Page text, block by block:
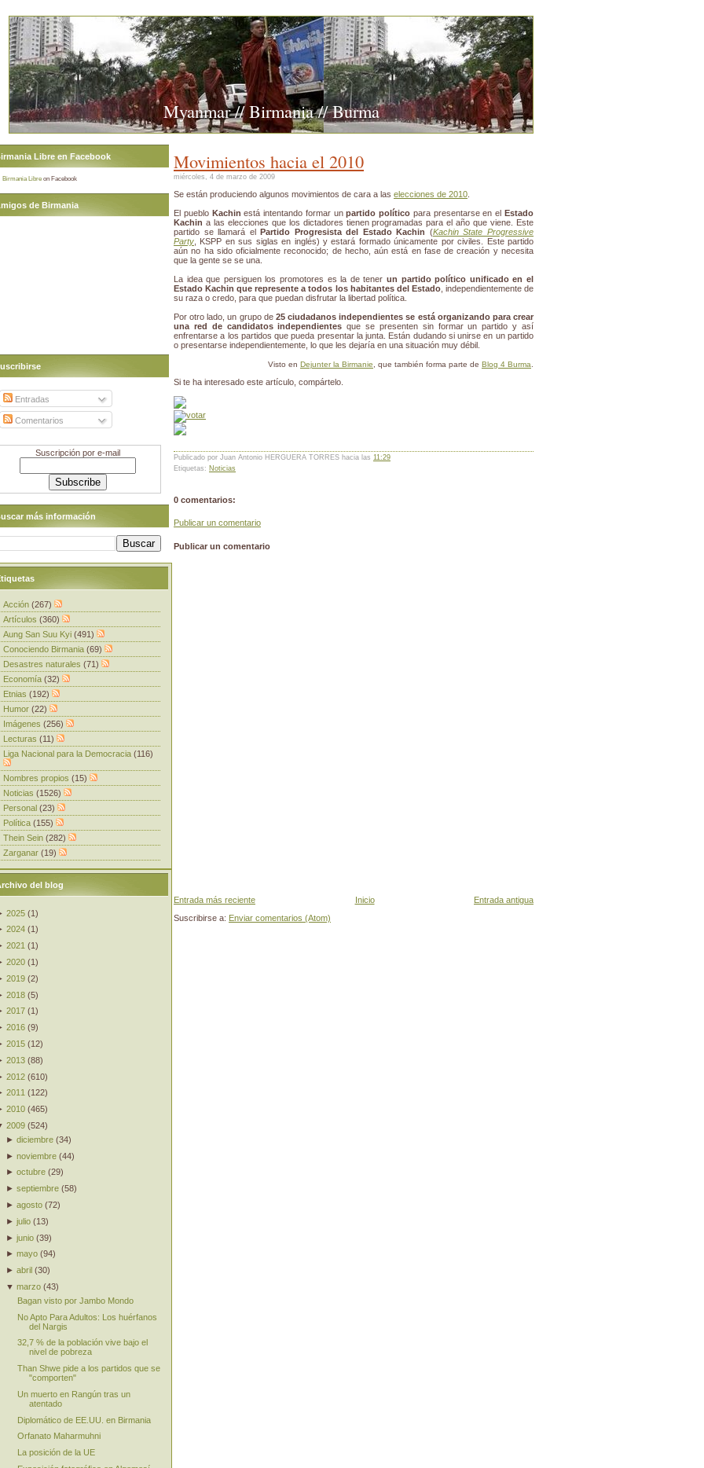
Myanmar // Birmania // Burma
Movimientos hacia el 2010
miércoles, 4 de marzo de 2009
Se están produciendo algunos movimientos de cara a las elecciones de 2010
El pueblo Kachin está intentando formar unpartido político para presentarse en elEstado
Kachin a las elecciones que los dictadores tienen programadas para el año que viene. Este
partido se llamará elPartido Progresista del Estado Kachin (Kachin State Progressive
Party , KSPP en sus siglas en inglés) y estará formado únicamente por civiles. Este partido
aún no ha sido oficialmente reconocido; de hecho, aún está en fase de creación y necesita
que la gente se se una.
La idea que persiguen los promotores es la de tener un partido político unificado en el
Estado Kachin que represente a todos los habitantes del Estado, independientemente de
su raza o credo, para que puedan disfrutar la libertad política.
Por otro lado, un grupo de 25 ciudadanos independientes se está organizando para crear
una red de candidatos independientes que se presenten sin formar un partido y así
enfrentarse a los partidos que pueda presentar la junta. Están dudando si unirse en un partido
o presentarse independientemente, lo que les dejaría en una situación muy débil.
Visto en Dejunter la Birmanie , que también forma parte de Blog 4 Burma
Si te ha interesado este artículo, compártelo.
Publicado por Juan Antonio HERGUERA TORRES hacia las 11:29
Etiquetas: Noticias
0 comentarios:
Publicar un comentario
Publicar un comentario
Entrada más reciente Entrada antigua
Inicio
Suscribirse a: Enviar comentarios (Atom)
Libre en Facebook
Birmania Libre on Facebook
de Birmania
Entradas
Comentarios
Suscripción por e-mail
más información
Acción (267)
Artículos (360)
Aung San Suu Kyi (491)
Conociendo Birmania (69)
Desastres naturales (71)
Economía (32)
Etnias (192)
Humor (22)
Imágenes (256)
Lecturas (11)
Liga Nacional para la Democracia (116)
Nombres propios (15)
Noticias (1526)
Personal (23)
Política (155)
Thein Sein (282)
Zarganar (19)
del blog
2025 (1)
2024 (1 )
2021 (1)
2020 (1)
2019 (2)
2018 (5)
2017 (1 )
2016 (9)
2015 (12)
2013 (88)
2012 (610)
2011 (122)
2010 (465)
2009 (524)
►diciembre (34)
►noviembre (44)
►octubre (29)
►septiembre (58)
►agosto (72)
►julio (13)
►junio (39)
►mayo (94)
►abril (30)
▼marzo (43)
Bagan visto por Jambo Mondo
No Apto Para Adultos: Los huérfanos
del Nargis
32,7 % de la población vive bajo el
nivel de pobreza
Than Shwe pide a los partidos que se
"comporten"
Un muerto en Rangún tras un
atentado
Diplomático de EE.UU. en Birmania
Orfanato Maharmuhni
La posición de la UE